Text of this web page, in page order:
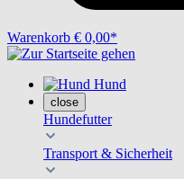
Warenkorb € 0,00*
Hund
close
Hundefutter
Transport & Sicherheit